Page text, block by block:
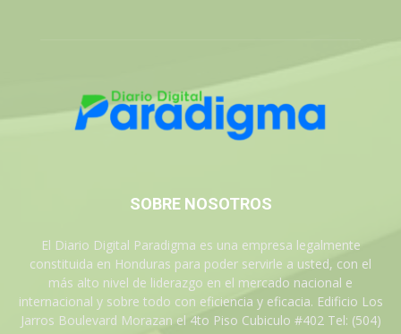
SOBRE NOSOTROS
El Diario Digital Paradigma es una empresa legalmente
constituida en Honduras para poder servirle a usted, con el
más alto nivel de liderazgo en el mercado nacional e
internacional y sobre todo con eficiencia y eficacia. Edificio Los
Jarros Boulevard Morazan el 4to Piso Cubiculo #402 Tel: (504)